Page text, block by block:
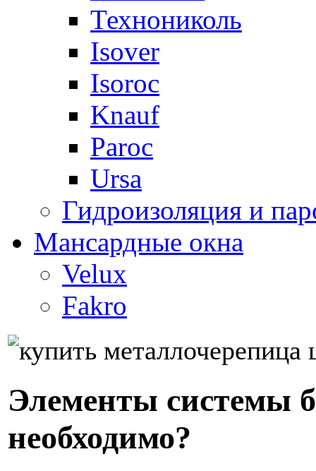
Технониколь
Isover
Isoroc
Knauf
Paroc
Ursa
Гидроизоляция и
Мансардные окна
Velux
Fakro
Элементы системы
необходимо?